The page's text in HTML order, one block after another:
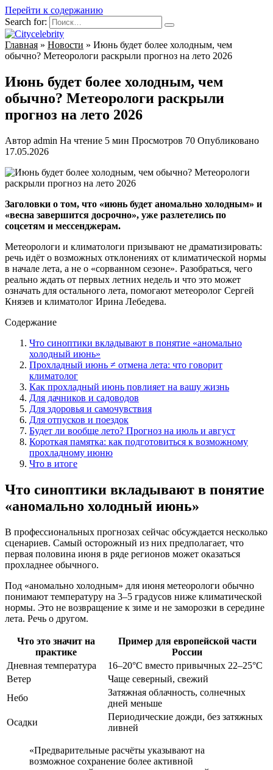
Перейти к содержанию
Search for:
Главная » Новости » Июнь будет более холодным, чем
обычно? Метеорологи раскрыли прогноз на лето 2026
Июнь будет более холодным, чем
обычно? Метеорологи раскрыли
прогноз на лето 2026
Автор admin На чтение 5 мин Просмотров 70 Опубликовано
17.05.2026
Заголовки о том, что «июнь будет аномально холодным» и
«весна завершится досрочно», уже разлетелись по
соцсетям и мессенджерам.
Метеорологи и климатологи призывают не драматизировать:
речь идёт о возможных отклонениях от климатической нормы
в начале лета, а не о «сорванном сезоне». Разобраться, чего
реально ждать от первых летних недель и что это может
означать для остального лета, помогают метеоролог Сергей
Князев и климатолог Ирина Лебедева.
Содержание
Что синоптики вкладывают в понятие «аномально
холодный июнь»
Прохладный июнь ≠ отмена лета: что говорит
климатолог
Как прохладный июнь повлияет на вашу жизнь
Для дачников и садоводов
Для здоровья и самочувствия
Для отпусков и поездок
Будет ли вообще лето? Прогноз на июль и август
Короткая памятка: как подготовиться к возможному
прохладному июню
Что в итоге
Что синоптики вкладывают в понятие
«аномально холодный июнь»
В профессиональных прогнозах сейчас обсуждается несколько
сценариев. Самый осторожный из них предполагает, что
первая половина июня в ряде регионов может оказаться
прохладнее обычного.
Под «аномально холодным» для июня метеорологи обычно
понимают температуру на 3–5 градусов ниже климатической
нормы. Это не возвращение к зиме и не заморозки в середине
лета. Речь о другом.
Что это значит на
практике
Пример для европейской части
России
Дневная температура
16–20°C вместо привычных 22–25°C
Ветер
Чаще северный, свежий
Небо
Затяжная облачность, солнечных
дней меньше
Осадки
Периодические дожди, без затяжных
ливней
«Предварительные расчёты указывают на
возможное сохранение более активной